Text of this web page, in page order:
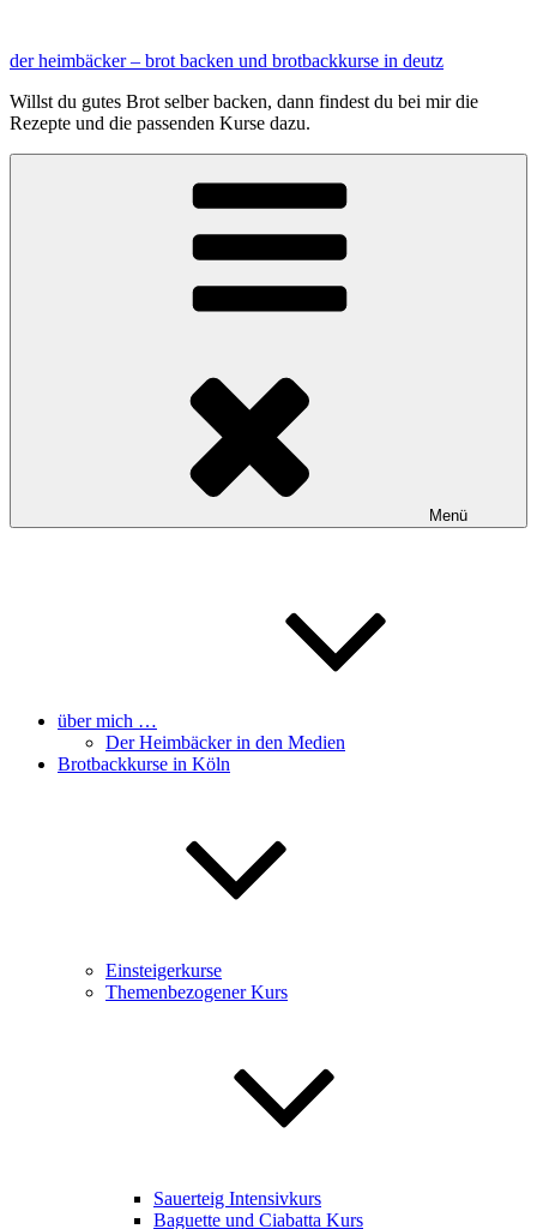
springen
der heimbäcker – brot backen und brotbackkurse in deutz
Willst du gutes Brot selber backen, dann findest du bei mir die
Rezepte und die passenden Kurse dazu.
Menü
über mich …
Der Heimbäcker in den Medien
Brotbackkurse in Köln
Einsteigerkurse
Themenbezogener Kurs
Sauerteig Intensivkurs
Baguette und Ciabatta Kurs